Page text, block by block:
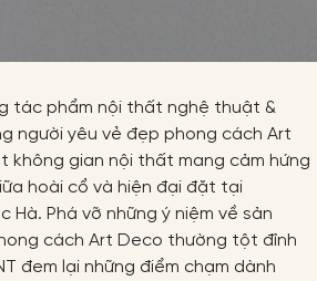
tác phẩm nội thất nghệ thuật &
người yêu vẻ đẹp phong cách Art
không gian nội thất mang cảm hứng
hoài cổ và hiện đại đặt tại
Hà. Phá vỡ những ý niệm về sản
cách Art Deco thường tột đỉnh
đem lại những điểm chạm dành